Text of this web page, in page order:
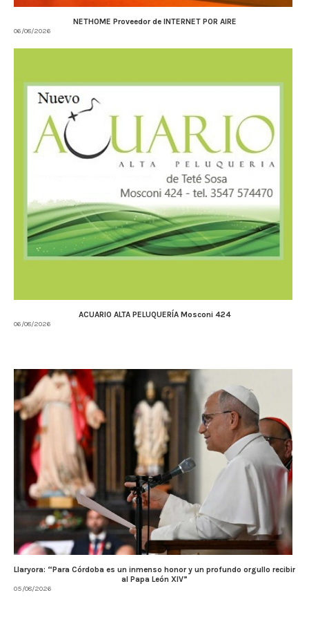
NETHOME Proveedor de INTERNET POR AIRE
06/08/2026
ACUARIO ALTA PELUQUERÍA Mosconi 424
06/08/2026
Llaryora: “Para Córdoba es un inmenso honor y un profundo orgullo recibir
al Papa León XIV”
05/08/2026